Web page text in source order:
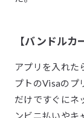
【バンドルカ
アプリを入れた
プトのVisaのプ
だけですぐにネ
ンビニ払いやキ